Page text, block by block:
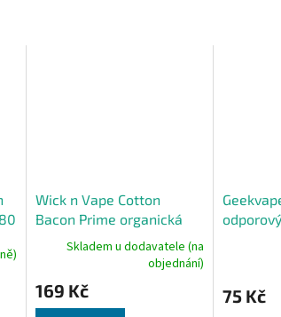
Wick n Vape Cotton
Bacon Prime organická
bavlnaSkladem u dodavatele (na
objednání)
169 Kč 75 Kč